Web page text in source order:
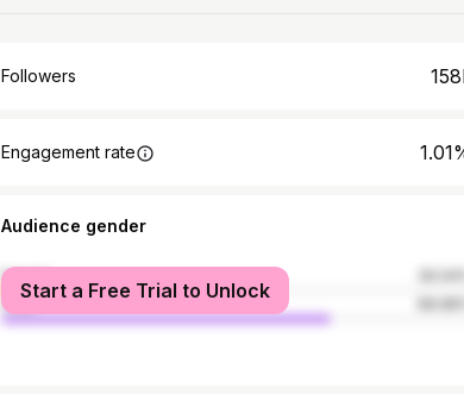
Followers
Engagement rate
Audience gender
female
male
Start a Free Trial to Unlock